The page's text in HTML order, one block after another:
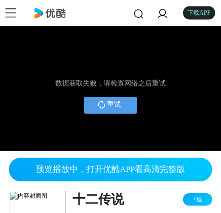
下载APP
数据获取失败，请检查网络之后重试
重试
预览播放中，打开优酷APP看高清完整版
十二传说 +追